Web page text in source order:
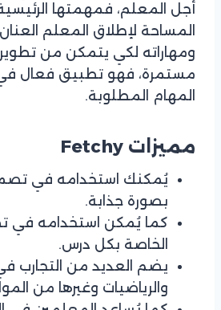
أجل المعلم، فمهمتها
المساحة لإطلاق المعلم العنان
ومهاراته لكي يتمكن من
مستمرة، فهو تطبيق فعال
المهام المطلوبة.
مميزات Fetchy
يُمكنك استخدامه في
بصورة جذابة.
كما يُمكن استخدامه في
الخاصة بكل درس.
يضم العديد من التجارب
والرياضيات وغيرها من